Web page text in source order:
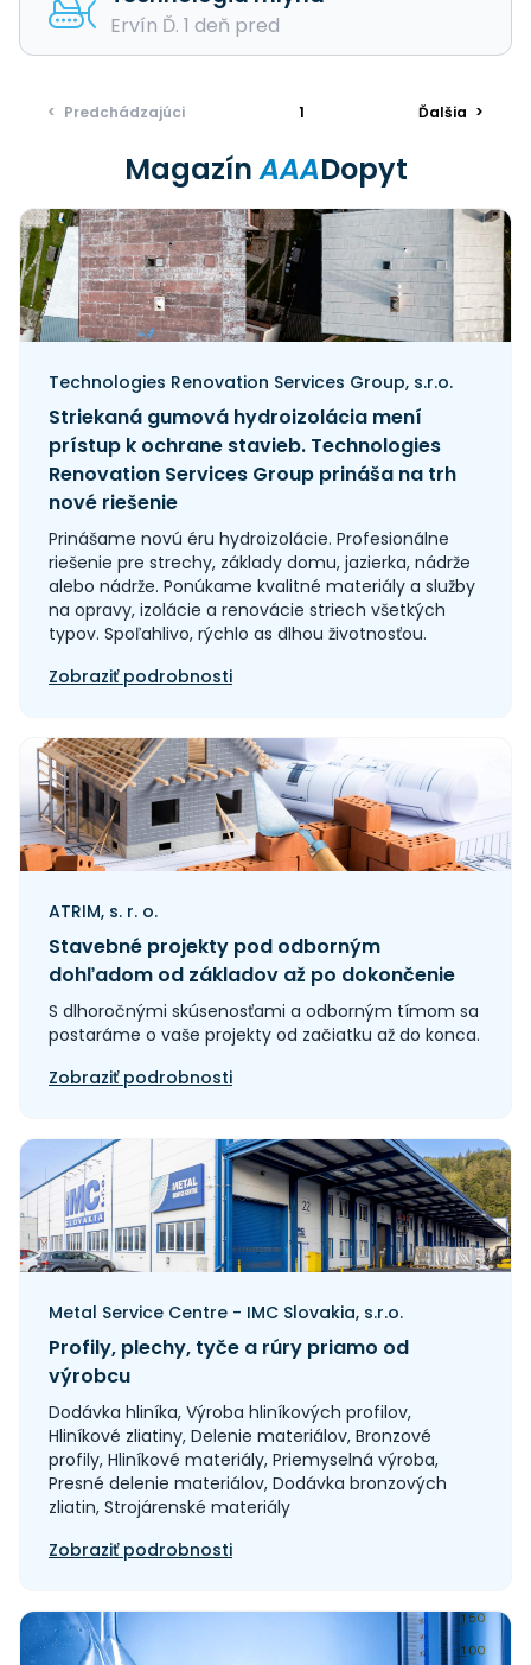
Ervín Ď. 1 deň pred
< Predchádzajúci 1 Ďalšia >
MagazínAAADopyt
Technologies Renovation Services Group, s.r.o.
Striekaná gumová hydroizolácia mení
prístup k ochrane stavieb. Technologies
Renovation Services Group prináša na trh
nové riešenie
Prinášame novú éru hydroizolácie. Profesionálne
riešenie pre strechy, základy domu, jazierka, nádrže
alebo nádrže. Ponúkame kvalitné materiály a služby
na opravy, izolácie a renovácie striech všetkých
typov. Spoľahlivo, rýchlo as dlhou životnosťou.
Zobraziť podrobnosti
ATRIM, s. r. o.
Stavebné projekty pod odborným
dohľadom od základov až po dokončenie
S dlhoročnými skúsenosťami a odborným tímom sa
postaráme o vaše projekty od začiatku až do konca.
Zobraziť podrobnosti
Metal Service Centre - IMC Slovakia, s.r.o.
Profily, plechy, tyče a rúry priamo od
výrobcu
Dodávka hliníka, Výroba hliníkových profilov,
Hliníkové zliatiny, Delenie materiálov, Bronzové
profily, Hliníkové materiály, Priemyselná výroba,
Presné delenie materiálov, Dodávka bronzových
zliatin, Strojárenské materiály
Zobraziť podrobnosti